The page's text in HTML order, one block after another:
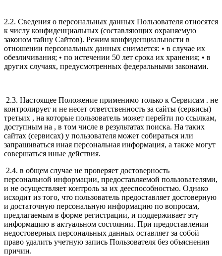
2.2. Сведения о персональных данных Пользователя относятся
к числу конфиденциальных (составляющих охраняемую
законом тайну Сайтов). Режим конфиденциальности в
отношении персональных данных снимается: • в случае их
обезличивания; • по истечении 50 лет срока их хранения; • в
других случаях, предусмотренных федеральными законами.
2.3. Настоящее Положение применимо только к Сервисам . не
контролирует и не несет ответственность за сайты (сервисы)
третьих , на которые пользователь может перейти по ссылкам,
доступным на , в том числе в результатах поиска. На таких
сайтах (сервисах) у пользователя может собираться или
запрашиваться иная персональная информация, а также могут
совершаться иные действия.
2.4. в общем случае не проверяет достоверность
персональной информации, предоставляемой пользователями,
и не осуществляет контроль за их дееспособностью. Однако
исходит из того, что пользователь предоставляет достоверную
и достаточную персональную информацию по вопросам,
предлагаемым в форме регистрации, и поддерживает эту
информацию в актуальном состоянии. При предоставлении
недостоверных персональных данных оставляет за собой
право удалить учетную запись Пользователя без объяснения
причин.